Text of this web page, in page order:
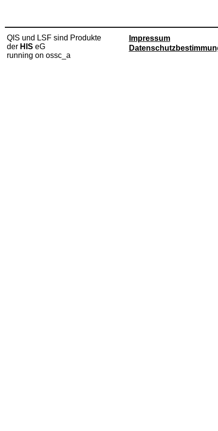
QIS und LSF sind Produkte
der HIS eG
running on ossc_a
Impressum